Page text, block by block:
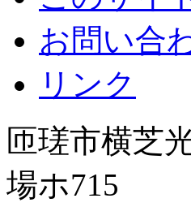
お問い合
リンク
匝瑳市横芝
場ホ715